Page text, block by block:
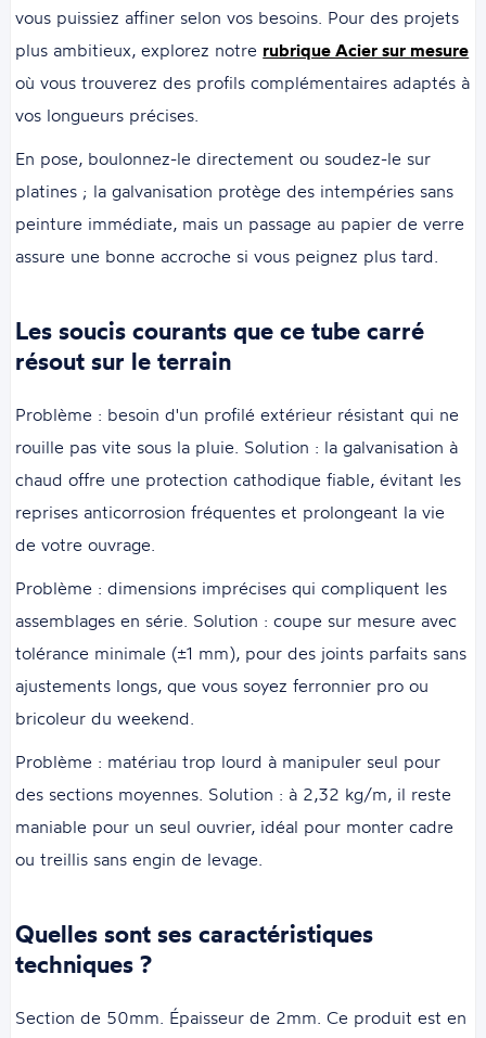
vous puissiez affiner selon vos besoins. Pour des projets
plus ambitieux, explorez notre rubrique Acier sur mesure
où vous trouverez des profils complémentaires adaptés à
vos longueurs précises.
En pose, boulonnez-le directement ou soudez-le sur
platines ; la galvanisation protège des intempéries sans
peinture immédiate, mais un passage au papier de verre
assure une bonne accroche si vous peignez plus tard.
Les soucis courants que ce tube carré
résout sur le terrain
Problème : besoin d'un profilé extérieur résistant qui ne
rouille pas vite sous la pluie. Solution : la galvanisation à
chaud offre une protection cathodique fiable, évitant les
reprises anticorrosion fréquentes et prolongeant la vie
de votre ouvrage.
Problème : dimensions imprécises qui compliquent les
assemblages en série. Solution : coupe sur mesure avec
tolérance minimale (±1 mm), pour des joints parfaits sans
ajustements longs, que vous soyez ferronnier pro ou
bricoleur du weekend.
Problème : matériau trop lourd à manipuler seul pour
des sections moyennes. Solution : à 2,32 kg/m, il reste
maniable pour un seul ouvrier, idéal pour monter cadre
ou treillis sans engin de levage.
Quelles sont ses caractéristiques
techniques ?
Section de 50mm. Épaisseur de 2mm. Ce produit est en